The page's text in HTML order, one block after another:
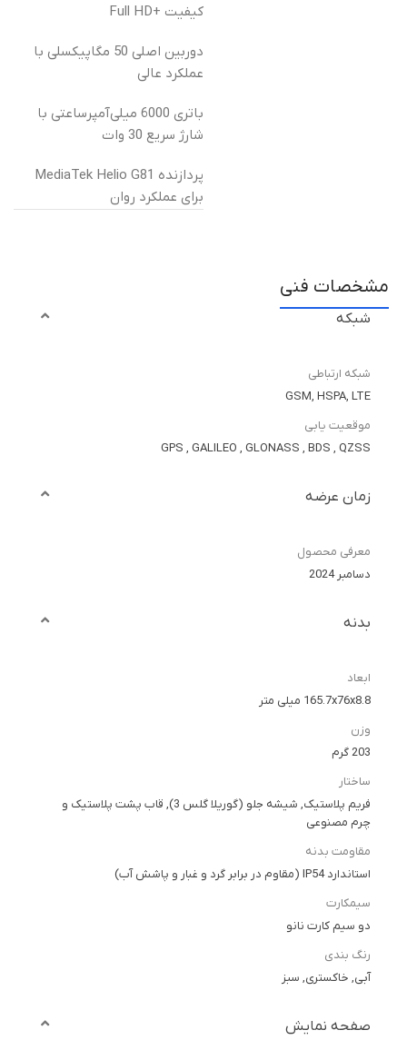
کیفیت +Full HD
دوربین اصلی 50 مگاپیکسلی با
عملکرد عالی
باتری 6000 میلی‌آمپرساعتی با
شارژ سریع 30 وات
پردازنده MediaTek Helio G81
برای عملکرد روان
مشخصات فنی
شبکه
شبکه ارتباطی
GSM, HSPA, LTE
موقعیت یابی
GPS , GALILEO , GLONASS , BDS , QZSS
زمان عرضه
معرفی محصول
دسامبر 2024
بدنه
ابعاد
165.7x76x8.8 میلی متر
وزن
203 گرم
ساختار
فریم پلاستیک, شیشه جلو (گوریلا گلس 3), قاب پشت پلاستیک و
چرم مصنوعی
مقاومت بدنه
استاندارد IP54 (مقاوم در برابر گرد و غبار و پاشش آب)
سیمکارت
دو سیم کارت نانو
رنگ بندی
آبی, خاکستری, سبز
صفحه نمایش